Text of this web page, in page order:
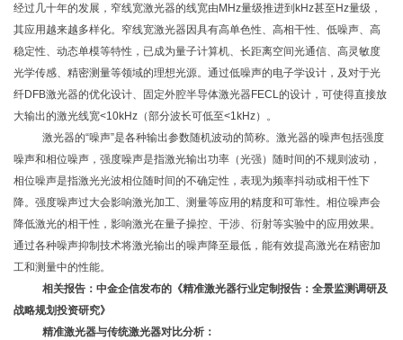
经过几十年的发展，窄线宽激光器的线宽由MHz量级推进到kHz甚至Hz量级，
其应用越来越多样化。窄线宽激光器因具有高单色性、高相干性、低噪声、高
稳定性、动态单模等特性，已成为量子计算机、长距离空间光通信、高灵敏度
光学传感、精密测量等领域的理想光源。通过低噪声的电子学设计，及对于光
纤DFB激光器的优化设计、固定外腔半导体激光器FECL的设计，可使得直接放
大输出的激光线宽<10kHz（部分波长可低至<1kHz）。
激光器的“噪声”是各种输出参数随机波动的简称。激光器的噪声包括强度
噪声和相位噪声，强度噪声是指激光输出功率（光强）随时间的不规则波动，
相位噪声是指激光光波相位随时间的不确定性，表现为频率抖动或相干性下
降。强度噪声过大会影响激光加工、测量等应用的精度和可靠性。相位噪声会
降低激光的相干性，影响激光在量子操控、干涉、衍射等实验中的应用效果。
通过各种噪声抑制技术将激光输出的噪声降至最低，能有效提高激光在精密加
工和测量中的性能。
相关报告：中金企信发布的《精准激光器行业定制报告：全景监测调研及
战略规划投资研究》
精准激光器与传统激光器对比分析：